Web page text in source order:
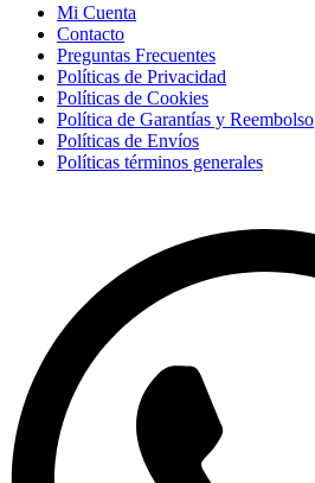
Mi Cuenta
Contacto
Preguntas Frecuentes
Políticas de Privacidad
Políticas de Cookies
Política de Garantías y Reembolso
Políticas de Envíos
Políticas términos generales